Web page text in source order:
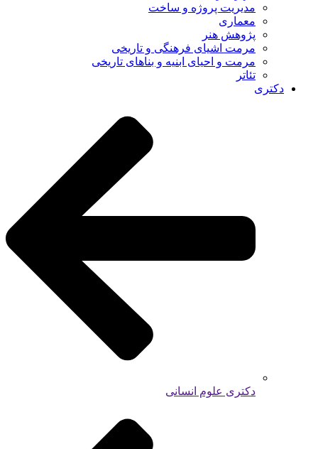
مدیریت پروژه و ساخت
معماری
پژوهش هنر
مرمت اشیای فرهنگی و تاریخی
مرمت و احیای ابنیه و بناهای تاریخی
تئاتر
دکتری
دکتری علوم انسانی